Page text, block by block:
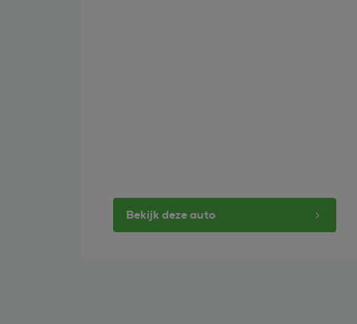
Bekijk deze auto